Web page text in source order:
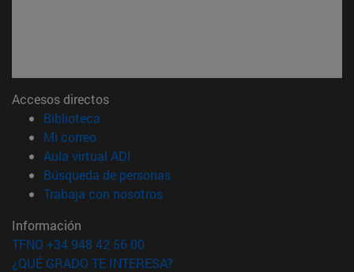
Accesos directos
Biblioteca
Mi correo(abre en nueva ventana)
Aula virtual ADI
Búsqueda de personas(abre en nueva ventana)
Trabaja con nosotros(abre en nueva ventana)
Información
TFNO +34 948 42 56 00
¿QUÉ GRADO TE INTERESA?